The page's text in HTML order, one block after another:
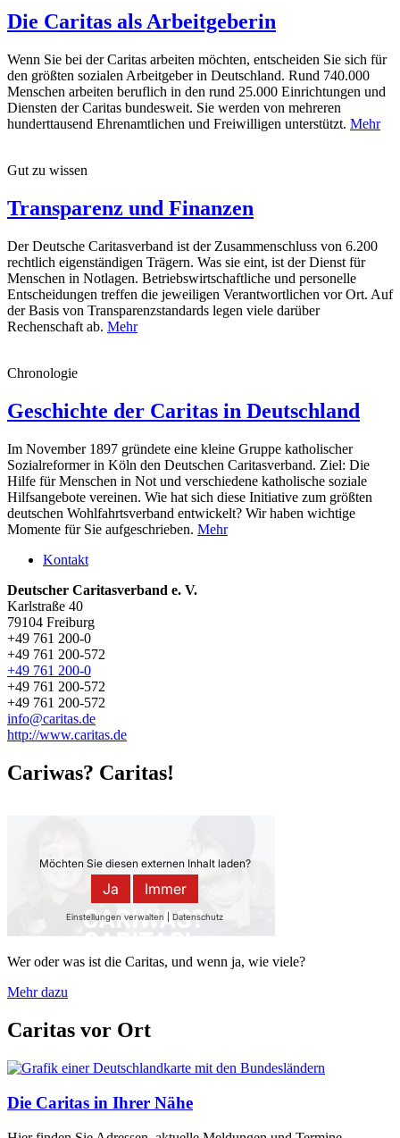
Die Caritas als Arbeitgeberin
Wenn Sie bei der Caritas arbeiten möchten, entscheiden Sie sich für
den größten sozialen Arbeitgeber in Deutschland. Rund 740.000
Menschen arbeiten beruflich in den rund 25.000 Einrichtungen und
Diensten der Caritas bundesweit. Sie werden von mehreren
hunderttausend Ehrenamtlichen und Freiwilligen unterstützt. Mehr
Gut zu wissen
Transparenz und Finanzen
Der Deutsche Caritasverband ist der Zusammenschluss von 6.200
rechtlich eigenständigen Trägern. Was sie eint, ist der Dienst für
Menschen in Notlagen. Betriebswirtschaftliche und personelle
Entscheidungen treffen die jeweiligen Verantwortlichen vor Ort. Auf
der Basis von Transparenzstandards legen viele darüber
Rechenschaft ab. Mehr
Chronologie
Geschichte der Caritas in Deutschland
Im November 1897 gründete eine kleine Gruppe katholischer
Sozialreformer in Köln den Deutschen Caritasverband. Ziel: Die
Hilfe für Menschen in Not und verschiedene katholische soziale
Hilfsangebote vereinen. Wie hat sich diese Initiative zum größten
deutschen Wohlfahrtsverband entwickelt? Wir haben wichtige
Momente für Sie aufgeschrieben. Mehr
Kontakt
Deutscher Caritasverband e. V.
Karlstraße 40
79104 Freiburg
+49 761 200-0
+49 761 200-572
+49 761 200-0
+49 761 200-572
+49 761 200-572
info@caritas.de
http://www.caritas.de
Cariwas? Caritas!
Wer oder was ist die Caritas, und wenn ja, wie viele?
Mehr dazu
Caritas vor Ort
Die Caritas in Ihrer Nähe